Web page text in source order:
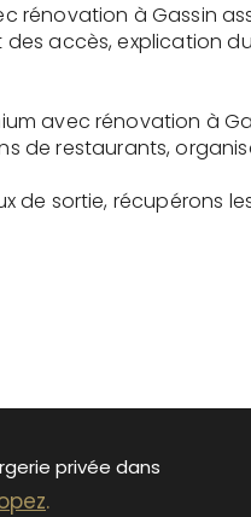
rénovation à Gassin
accès, explication
avec rénovation à
de restaurants,
de sortie, récupérons
privée dans
.